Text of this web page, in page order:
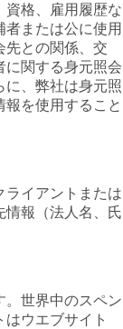
資格、雇用履歴な
または公に使用
先との関係、交
に関する身元照会
、弊社は身元照
を使用すること
ライアントまたは
情報（法人名、氏
。世界中のスペン
ウエブサイト